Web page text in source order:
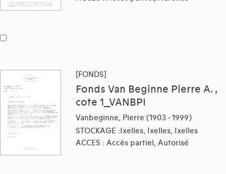
[FONDS]
Fonds Van Beginne Pierre A. ,
cote 1_VANBPI
Vanbeginne, Pierre (1903 - 1999)
STOCKAGE :Ixelles, Ixelles, Ixelles
ACCES : Accès partiel, Autorisé